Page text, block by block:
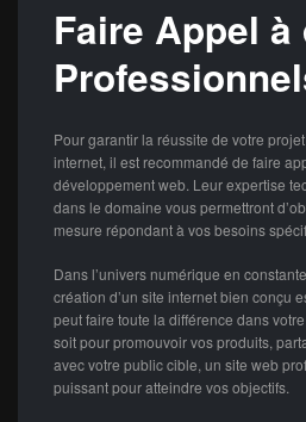
Faire Appel à
Pour garantir la réussite de votre
internet, il est recommandé de faire
développement web. Leur expertise
dans le domaine vous permettront
mesure répondant à vos besoins
Dans l’univers numérique en
création d’un site internet bien conçu
peut faire toute la différence dans
soit pour promouvoir vos produits,
avec votre public cible, un site web
puissant pour atteindre vos objectifs.